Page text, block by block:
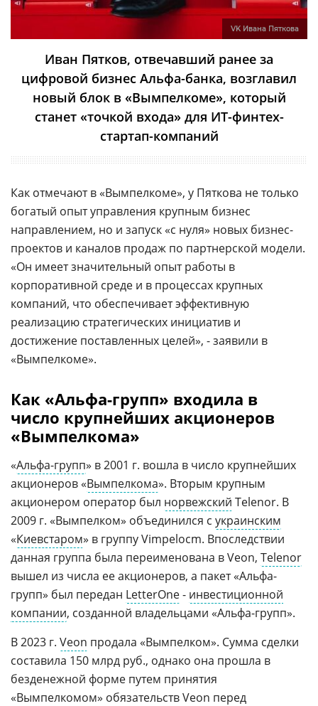
VK Ивана Пяткова
Иван Пятков, отвечавший ранее за
цифровой бизнес Альфа-банка, возглавил
новый блок в «Вымпелкоме», который
станет «точкой входа» для ИТ-финтех-
стартап-компаний
Как отмечают в «Вымпелкоме», у Пяткова не только
богатый опыт управления крупным бизнес
направлением, но и запуск «с нуля» новых бизнес-
проектов и каналов продаж по партнерской модели.
«Он имеет значительный опыт работы в
корпоративной среде и в процессах крупных
компаний, что обеспечивает эффективную
реализацию стратегических инициатив и
достижение поставленных целей», - заявили в
«Вымпелкоме».
Как «Альфа-групп» входила в
число крупнейших акционеров
«Вымпелкома»
«Альфа-групп» в 2001 г. вошла в число крупнейших
акционеров «Вымпелкома». Вторым крупным
акционером оператор был норвежский Telenor. В
2009 г. «Вымпелком» объединился с украинским
«Киевстаром» в группу Vimpelocm. Впоследствии
данная группа была переименована в Veon, Telenor
вышел из числа ее акционеров, а пакет «Альфа-
групп» был передан LetterOne- инвестиционной
компании, созданной владельцами «Альфа-групп».
В 2023 г. Veon продала «Вымпелком». Сумма сделки
составила 150 млрд руб., однако она прошла в
безденежной форме путем принятия
«Вымпелкомом» обязательств Veon перед